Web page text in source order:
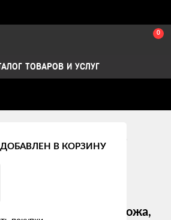
0
ТОВАРОВ И УСЛУГ
Cerato II (2008 - 2013)
Cerato II "Лима" экокожа,
В КОРЗИНУ